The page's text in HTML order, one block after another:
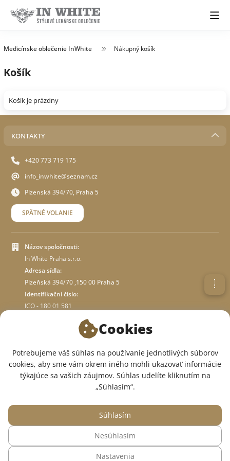
Medicínske oblečenie InWhite Nákupný košík
Košík
Košík je prázdny
KONTAKTY
+420 773 719 175
info_inwhite@seznam.cz
Plzenská 394/70, Praha 5
SPÄTNÉ VOLANIE
Názov spoločnosti:
In White Praha s.r.o.
Adresa sídla:
Plzeňská 394/70 ,150 00 Praha 5
Identifikační číslo:
ICO - 180 01 581
O OBCHODE
SME V SOCIÁLNYCH SIEŤACH:
© 2015 — 2026, Internetový obchod so zdravotným oblečením InWhite.
Cookies
Potrebujeme váš súhlas na používanie jednotlivých súborov
cookies, aby sme vám okrem iného mohli ukazovať informácie
týkajúce sa vašich záujmov. Súhlas udelíte kliknutím na
„Súhlasím“.
Nastavenia
Nesúhlasím
Súhlasím